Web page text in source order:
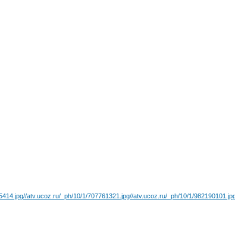
//atv.ucoz.ru/_ph/10/1/707761321.jpg//atv.ucoz.ru/_ph/10/1/